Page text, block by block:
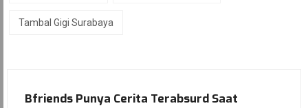
Tambal Gigi Surabaya
Bfriends Punya Cerita Terabsurd Saat